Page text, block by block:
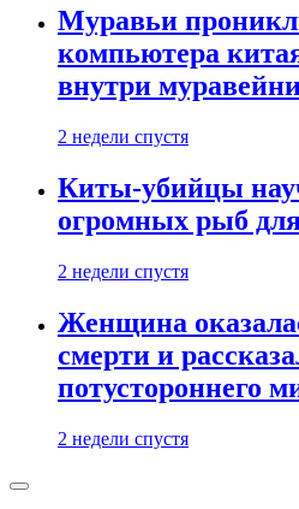
Муравьи
компьютера
внутри
2 недели спустя
Киты-убийцы
огромных рыб
2 недели спустя
Женщина
смерти и
потустороннего
2 недели спустя